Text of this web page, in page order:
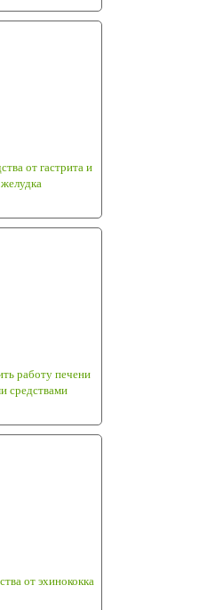
от гастрита и
работу печени
средствами
от эхинококка